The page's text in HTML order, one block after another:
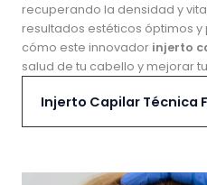
recuperando la densidad y
resultados estéticos óptimos
cómo este innovador injerto
salud de tu cabello y mejorar
Injerto Capilar Técnica